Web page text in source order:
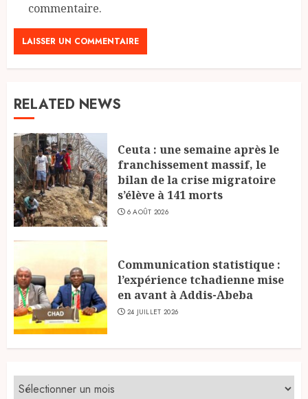
commentaire.
RELATED NEWS
Ceuta : une semaine après le
franchissement massif, le
bilan de la crise migratoire
s’élève à 141 morts
6 AOÛT 2026
Communication statistique :
l’expérience tchadienne mise
en avant à Addis-Abeba
24 JUILLET 2026